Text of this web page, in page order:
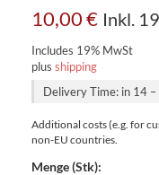
10,00€ Inkl.
Includes 19% MwSt
plus shipping
Delivery Time: in 14
Additional costs (e.g. for
non-EU countries.
Menge (Stk):